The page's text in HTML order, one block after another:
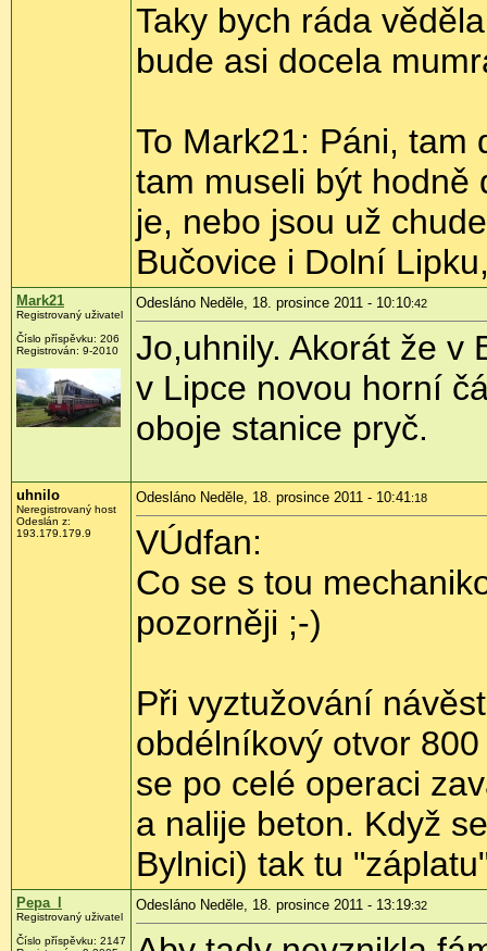
Taky bych ráda
bude asi docela
To Mark21: Páni, tam
tam museli být hodně
je, nebo jsou už
Bučovice i Dolní
Mark21
Registrovaný uživatel
Číslo příspěvku: 206
Registrován: 9-2010
Odesláno Neděle, 18. prosince 2011 - 10:10:42
Jo,uhnily. Akorát že v
v Lipce novou horní
oboje stanice pryč.
uhnilo
Neregistrovaný host
Odeslán z:
193.179.179.9
Odesláno Neděle, 18. prosince 2011 - 10:41:18
VÚdfan:
Co se s tou
pozorněji ;-)
Při vyztužování
obdélníkový otvor
se po celé operaci
a nalije beton. Když
Bylnici) tak tu
Pepa_l
Registrovaný uživatel
Číslo příspěvku: 2147
Odesláno Neděle, 18. prosince 2011 - 13:19:32